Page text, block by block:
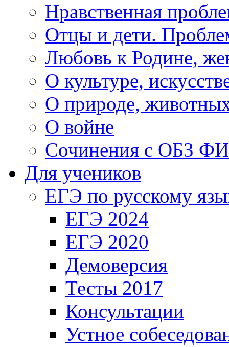
Нравственная
Отцы и дети.
Любовь к Родине,
О культуре,
О природе,
О войне
Сочинения с ОБЗ
Для учеников
ЕГЭ по русскому
ЕГЭ 2024
ЕГЭ 2020
Демоверсия
Тесты 2017
Консультации
Устное